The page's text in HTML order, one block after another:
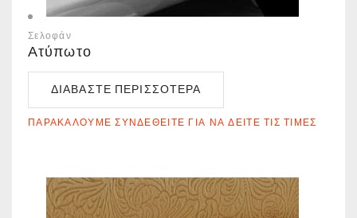
Σελοφάν
Ατύπωτο
ΔΙΑΒΆΣΤΕ ΠΕΡΙΣΣΌΤΕΡΑ
ΠΑΡΑΚΑΛΟΎΜΕ ΣΥΝΔΕΘΕΊΤΕ ΓΙΑ ΝΑ ΔΕΊΤΕ ΤΙΣ ΤΙΜΈΣ